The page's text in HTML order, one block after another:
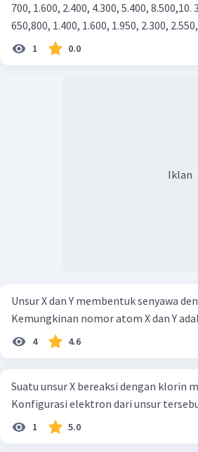
700, 1.600, 2.400, 4.300, 5.400,
650,800, 1.400, 1.600, 1.950, 2.300,
1 0.0
Iklan
Unsur X dan Y membentuk senyawa
Kemungkinan nomor atom X dan Y
4 4.6
Suatu unsur X bereaksi dengan klorin
Konfigurasi elektron dari unsur
1 5.0